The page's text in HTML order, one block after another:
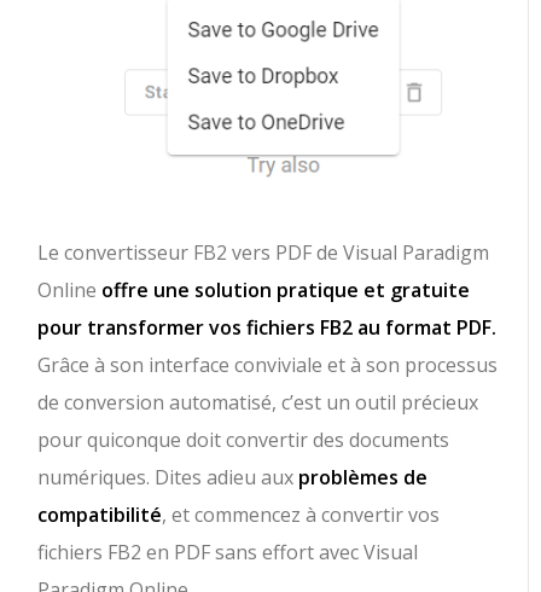
Le convertisseur FB2 vers PDF de Visual Paradigm
Online offre une solution pratique et gratuite
pour transformer vos fichiers FB2 au format PDF.
Grâce à son interface conviviale et à son processus
de conversion automatisé, c’est un outil précieux
pour quiconque doit convertir des documents
numériques. Dites adieu aux problèmes de
compatibilité, et commencez à convertir vos
fichiers FB2 en PDF sans effort avec Visual